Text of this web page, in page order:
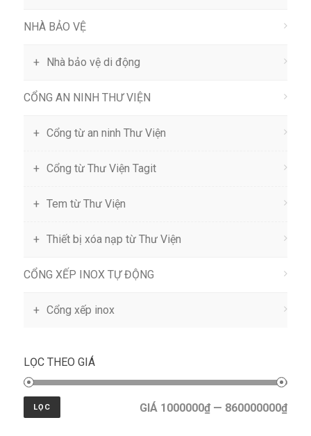
NHÀ BẢO VỆ
Nhà bảo vệ di động
CỔNG AN NINH THƯ VIỆN
Cổng từ an ninh Thư Viện
Cổng từ Thư Viện Tagit
Tem từ Thư Viện
Thiết bị xóa nạp từ Thư Viện
CỔNG XẾP INOX TỰ ĐỘNG
Cổng xếp inox
LỌC THEO GIÁ
LỌC GIÁ 1000000₫ — 860000000₫